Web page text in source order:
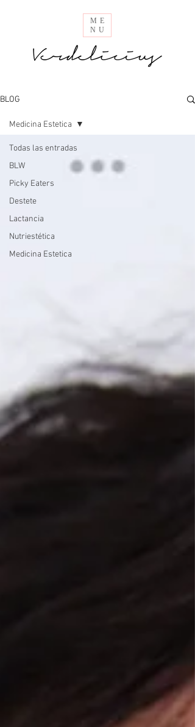
ME
NU
BLOG
Todas las entradas
BLW
Picky Eaters
Destete
Lactancia
Nutriestética
Medicina Estetica
Medicina Estetica